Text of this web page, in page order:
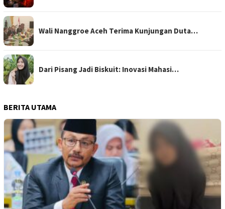
Wali Nanggroe Aceh Terima Kunjungan Duta…
Dari Pisang Jadi Biskuit: Inovasi Mahasi…
BERITA UTAMA